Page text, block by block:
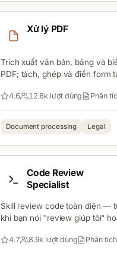
Xử lý PDF
Trích xuất văn bản, bảng và
PDF; tách, ghép và điền form
4.6 12.8k lượt dùng Phân
Document processing Legal
Code Review
Specialist
Skill review code toàn diện —
khi bạn nói "review giúp tôi"
4.7 8.9k lượt dùng Phân tích